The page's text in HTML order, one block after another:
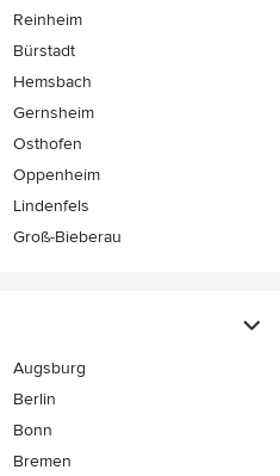
Reinheim
Bürstadt
Hemsbach
Gernsheim
Osthofen
Oppenheim
Lindenfels
Groß-Bieberau
Augsburg
Berlin
Bonn
Bremen